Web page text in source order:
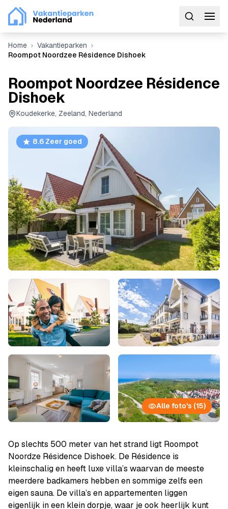
Home
Vakantieparken
Roompot Noordzee Résidence Dishoek
Roompot Noordzee Résidence
Dishoek
Koudekerke, Zeeland, Nederland
8.6 Zeer goed
Alle foto's (15)
Op slechts 500 meter van het strand ligt Roompot
Noordze Résidence Dishoek. De Résidence is
kleinschalig en heeft luxe villa’s waarvan de meeste
meerdere badkamers hebben en sommige zelfs een
eigen sauna. De villa’s en appartementen liggen
eigenlijk in een klein dorpje, waar je ook heerlijk kunt